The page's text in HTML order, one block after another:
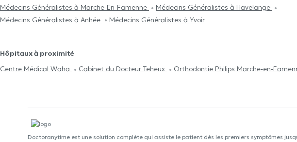
Médecins Généralistes à Marche-En-Famenne
Médecins Généralistes à Havelange
Médecins Généralistes à Anhée
Médecins Généralistes à Yvoir
Hôpitaux à proximité
Centre Médical Waha
Cabinet du Docteur Teheux Orthodontie Philips Marche-en-
Doctoranytime est une solution complète qui assiste le patient dès les premiers symptômes